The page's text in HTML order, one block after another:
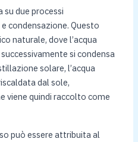
su due processi
condensazione. Questo
naturale, dove l’acqua
si condensa
solare, l’acqua
dal sole,
viene quindi raccolto come
può essere attribuita al